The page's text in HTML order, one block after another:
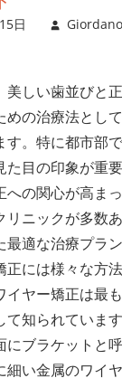
日 Giordano
美しい歯並びと
めの治療法とし
。 特に都市部
た目の印象が重
への関心が高ま
リニックが多数
最適な治療プラ
正には様々な方
イヤー矯正は最
て知られていま
にブラケットと
細い金属のワイ